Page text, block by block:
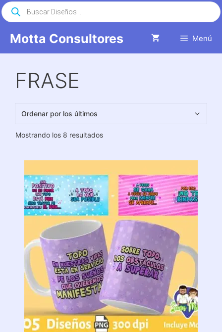
Saltar
al
Motta Consultores Menú
Búsqueda
de
productos
FRASE
Mostrando los 8 resultadosOrdenado